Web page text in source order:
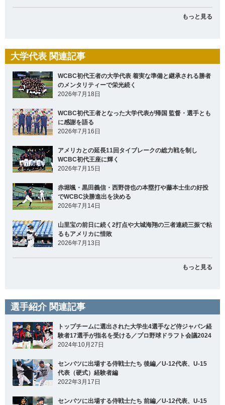
もっと見る
大学代表 関連記事
WCBC初代王者の大学代表 着実な準備と継承される勝者
のメンタリティーで栄光続く
2026年7月18日
WCBC初代王者となった大学代表が帰国 監督・選手とも
に感謝を語る
2026年7月16日
アメリカとの延長11回タイブレークの総力戦を制し
WCBC初代王座に輝く
2026年7月15日
赤堀颯・黒田義信・西野啓也の本塁打や藤本士生の好投
でWCBC決勝進出を決める
2026年7月14日
山里宝の前日に続く2打点や大城海翔の三者連続三振で粘
るもアメリカに惜敗
2026年7月13日
もっと見る
選手紹介 関連記事
トップチームに選出された大学生4選手など侍ジャパン経
験者17選手が指名を受ける／プロ野球ドラフト会議2024
2024年10月27日
センバツに出場する侍戦士たち 後編／U-12代表、U-15
代表（硬式）経験者編
2022年3月17日
センバツに出場する侍戦士たち 前編／U-12代表、U-15